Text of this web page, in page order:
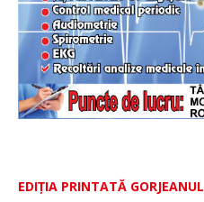
EDIȚIA PRINTATĂ GORJEANUL